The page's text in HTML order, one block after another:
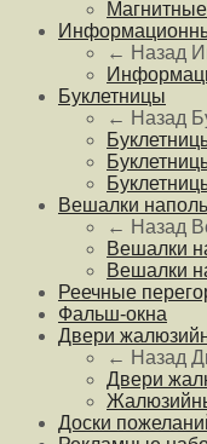
← Назад
Буклетницы
← Назад
Вешалки
← Назад
Вешалки
Вешалки
Реечные
Фальш-окна
Двери
← Назад
Двери
Доски